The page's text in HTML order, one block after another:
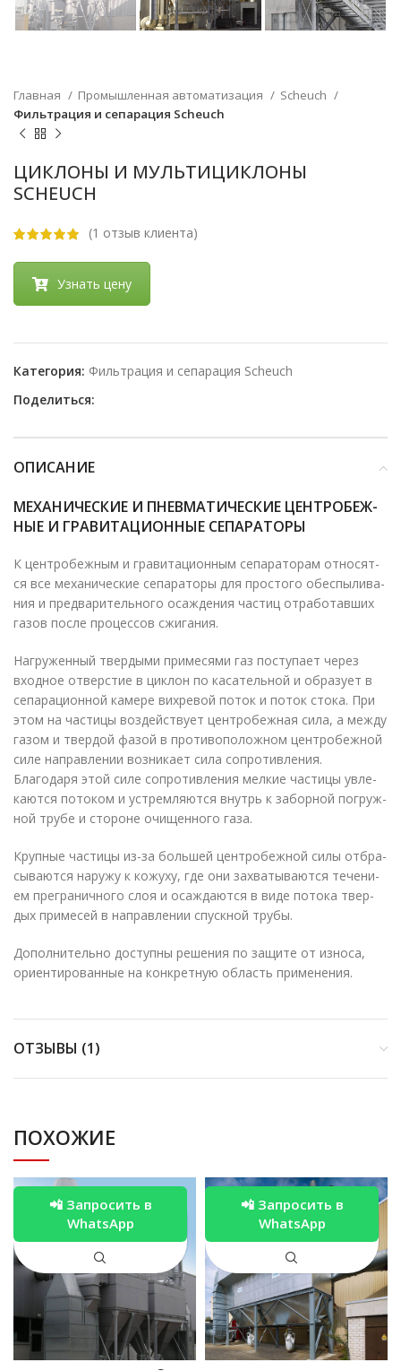
Главная Промышленная автоматизация
Scheuch
Фильтрация и сепарация Scheuch
ЦИК­ЛО­НЫ И МУЛЬ­ТИ­ЦИК­ЛО­НЫ
SCHEUCH
(1 отзыв клиента)
Узнать цену
Категория: Фильтрация и сепарация Scheuch
Поделиться:
ОПИСАНИЕ
МЕ­ХА­НИ­ЧЕ­СКИЕ И ПНЕВ­МА­ТИ­ЧЕ­СКИЕ ЦЕН­ТРО­БЕЖ­
НЫЕ И ГРА­ВИ­ТА­ЦИ­ОН­НЫЕ СЕ­ПА­РА­ТО­РЫ
К цен­тро­беж­ным и гра­ви­та­ци­он­ным се­па­ра­то­рам от­но­сят­
ся все ме­ха­ни­че­ские се­па­ра­то­ры для про­сто­го обес­пы­ли­ва­
ния и пред­ва­ри­тель­но­го оса­жде­ния ча­стиц от­ра­бо­тав­ших
га­зов по­сле про­цес­сов сжи­га­ния.
На­гру­жен­ный твер­ды­ми при­ме­ся­ми газ по­сту­па­ет че­рез
вход­ное от­вер­стие в цик­лон по ка­са­тель­ной и об­ра­зу­ет в
се­па­ра­ци­он­ной ка­ме­ре вих­ре­вой по­ток и по­ток сто­ка. При
этом на ча­сти­цы воз­дей­ству­ет цен­тро­беж­ная сила, а меж­ду
га­зом и твер­дой фа­зой в про­ти­во­по­лож­ном цен­тро­беж­ной
силе на­прав­ле­нии воз­ни­ка­ет сила со­про­тив­ле­ния.
Бла­го­да­ря этой силе со­про­тив­ле­ния мел­кие ча­сти­цы увле­
ка­ют­ся по­то­ком и устрем­ля­ют­ся внутрь к за­бор­ной по­груж­
ной тру­бе и сто­роне очи­щен­но­го газа.
Круп­ные ча­сти­цы из-за боль­шей цен­тро­беж­ной силы от­бра­
сы­ва­ют­ся на­ру­жу к ко­жу­ху, где они за­хва­ты­ва­ют­ся те­че­ни­
ем пре­гра­нич­но­го слоя и оса­жда­ют­ся в виде по­то­ка твер­
дых при­ме­сей в на­прав­ле­нии спуск­ной тру­бы.
До­пол­ни­тель­но до­ступ­ны ре­ше­ния по за­щи­те от из­но­са,
ори­ен­ти­ро­ван­ные на кон­крет­ную об­ласть при­ме­не­ния.
ОТЗЫВЫ (1)
ПОХОЖИЕ
📲 Запросить в
WhatsApp
📲 Запросить в
WhatsApp